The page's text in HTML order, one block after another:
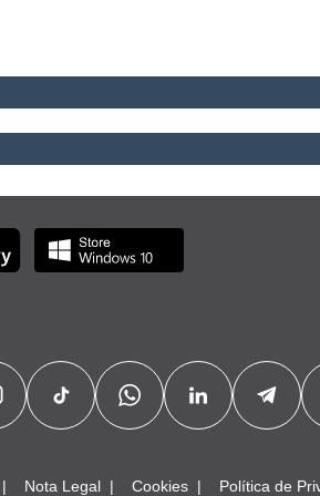
Nota Legal Cookies Política de